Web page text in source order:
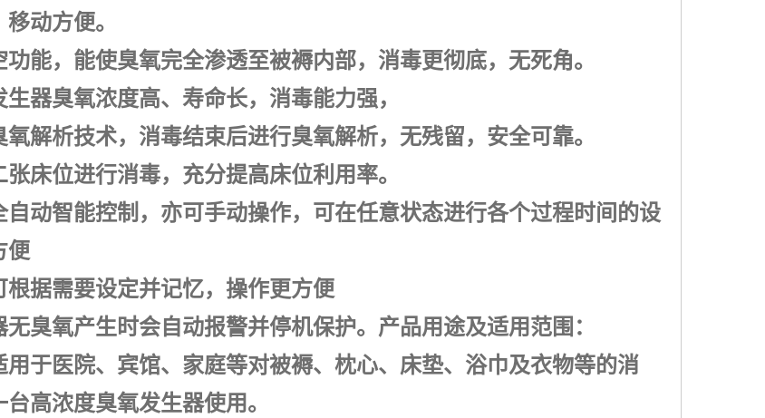
动方便。
能，能使臭氧完全渗透至被褥内部，消毒更彻底，无死角。
生器臭氧浓度高、寿命长，消毒能力强，
解析技术，消毒结束后进行臭氧解析，无残留，安全可靠。
床位进行消毒，充分提高床位利用率。
动智能控制，亦可手动操作，可在任意状态进行各个过程时间的设
便
据需要设定并记忆，操作更方便
无臭氧产生时会自动报警并停机保护。产品用途及适用范围：
用于医院、宾馆、家庭等对被褥、枕心、床垫、浴巾及衣物等的消
高浓度臭氧发生器使用。